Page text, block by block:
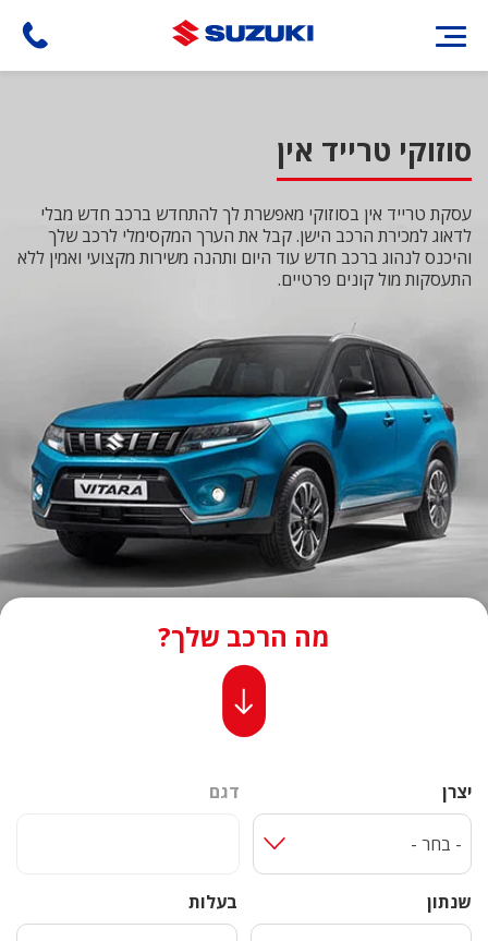
לתוכן
העיקרי
סוזוקי טרייד אין
עסקת טרייד אין בסוזוקי מאפשרת לך להתחדש ברכב חדש מבלי
לדאוג למכירת הרכב הישן. קבל את הערך המקסימלי לרכב שלך
והיכנס לנהוג ברכב חדש עוד היום ותהנה משירות מקצועי ואמין ללא
התעסקות מול קונים פרטיים.
מה הרכב שלך?
יצרן
- בחר -
דגם
שנתון בעלות